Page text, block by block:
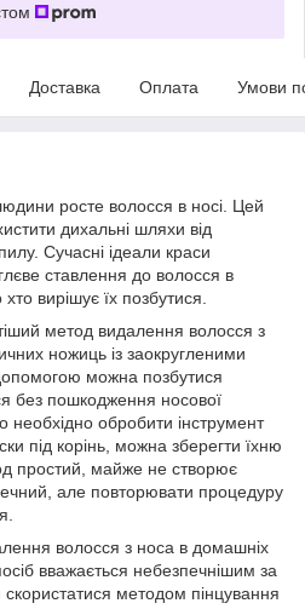
Доставка Оплата Умови
росте волосся в носі. Цей
дихальні шляхи від
Сучасні ідеали краси
ставлення до волосся в
вирішує їх позбутися.
метод видалення волосся з
ножиць із заокругленими
можна позбутися
без пошкодження носової
обробити інструмент
під корінь, можна зберегти їхню
простий, майже не створює
але повторювати процедуру
волосся з носа в домашніх
вважається небезпечнішим за
методом пінцування